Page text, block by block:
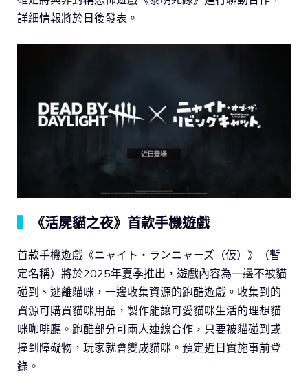
詳細情報將於日後發表。
《活屍貓之夜》首款手機遊戲
首款手機遊戲《ニャイト・ランニャーズ（仮）》（暫
定名稱）將於2025年夏季推出，遊戲內容為一邊不被貓
碰到、逃離貓咪，一邊收集資源的跑酷遊戲。收集到的
資源可購買貓咪用品，製作能讓可愛貓咪生活的理想貓
咪咖啡廳。跑酷部分可兩人連線合作，只要被貓碰到或
撞到障礙物，玩家就會變成貓咪。預定近日實施事前登
錄。